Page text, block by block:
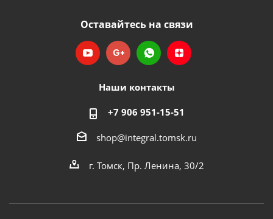
Оставайтесь на связи
Наши контакты
+7 906 951-15-51
shop@integral.tomsk.ru
г. Томск, Пр. Ленина, 30/2